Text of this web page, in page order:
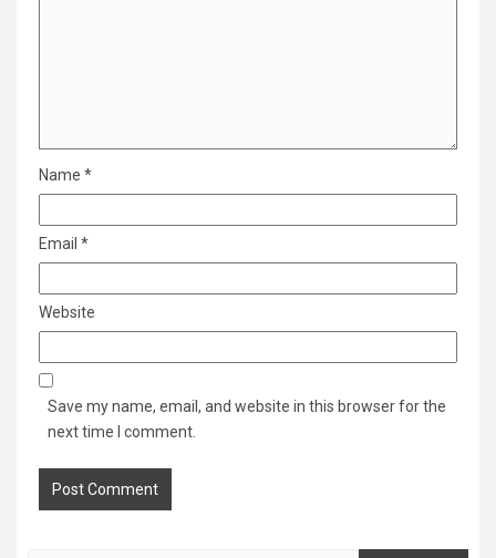
Name *
Email *
Website
Save my name, email, and website in this browser for the
next time I comment.